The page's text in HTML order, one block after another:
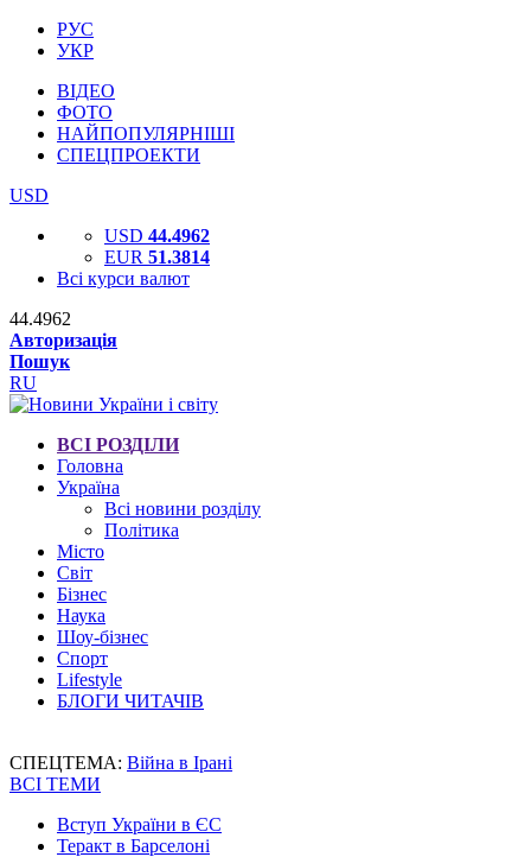
РУС
УКР
ВІДЕО
ФОТО
НАЙПОПУЛЯРНІШІ
СПЕЦПРОЕКТИ
USD
USD 44.4962
EUR 51.3814
Всі курси валют
44.4962
Авторизація
Пошук
RU
ВСІ РОЗДІЛИ
Головна
Україна
Всі новини розділу
Політика
Місто
Світ
Бізнес
Наука
Шоу-бізнес
Спорт
Lifestyle
БЛОГИ ЧИТАЧІВ
СПЕЦТЕМА: Війна в Ірані
ВСІ ТЕМИ
Вступ України в ЄС
Теракт в Барселоні